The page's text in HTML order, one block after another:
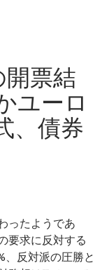
票結
ユーロ
、債券
ったようであ
要求に反対する
、反対派の圧勝と